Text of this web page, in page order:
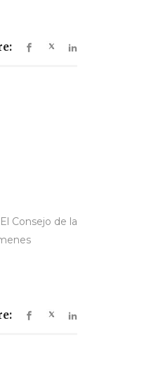
Consejo de la